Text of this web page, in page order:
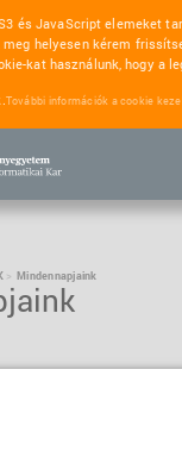
és JavaScript elemeket
helyesen kérem
kat használunk, hogy a
További információk a cookie
Mindennapjaink